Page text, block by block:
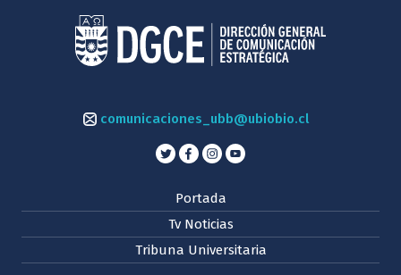
comunicaciones_ubb@ubiobio.cl
Portada
Tv Noticias
Tribuna Universitaria